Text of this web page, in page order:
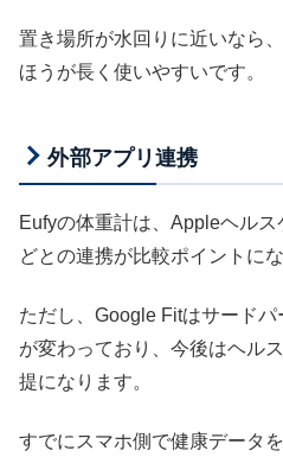
置き場所が水回りに近いなら
ほうが長く使いやすいです。
外部アプリ連携
Eufyの体重計は、Appleヘル
どとの連携が比較ポイントにな
ただし、Google Fitはサード
が変わっており、今後はヘル
提になります。
すでにスマホ側で健康データ